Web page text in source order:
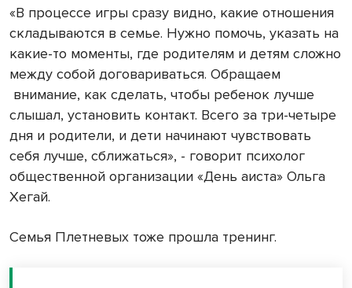
«В процессе игры сразу видно, какие отношения
складываются в семье. Нужно помочь, указать на
какие-то моменты, где родителям и детям сложно
между собой договариваться. Обращаем
внимание, как сделать, чтобы ребенок лучше
слышал, установить контакт. Всего за три-четыре
дня и родители, и дети начинают чувствовать
себя лучше, сближаться», - говорит психолог
общественной организации «День аиста» Ольга
Хегай.
Семья Плетневых тоже прошла тренинг.